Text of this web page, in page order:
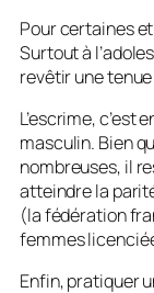
Pour certaines
Surtout à
revêtir une
L’escrime, c’est
masculin. Bien
nombreuses, il
atteindre la
(la fédération
femmes
Enfin, pratiquer